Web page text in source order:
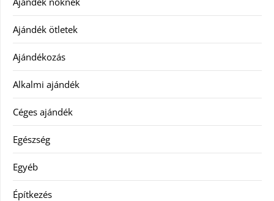
Ajándék ötletek
Ajándékozás
Alkalmi ajándék
Céges ajándék
Egészség
Egyéb
Építkezés